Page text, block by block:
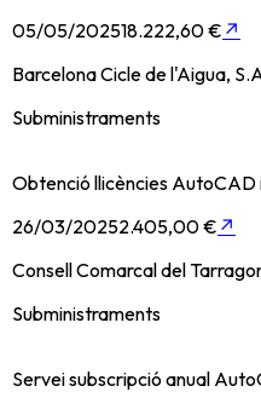
05/05/202518.222,60 € ↗
Barcelona Cicle de l'Aigua,
Subministraments
Obtenció llicències AutoCAD
26/03/20252.405,00 € ↗
Consell Comarcal del
Subministraments
Servei subscripció anual